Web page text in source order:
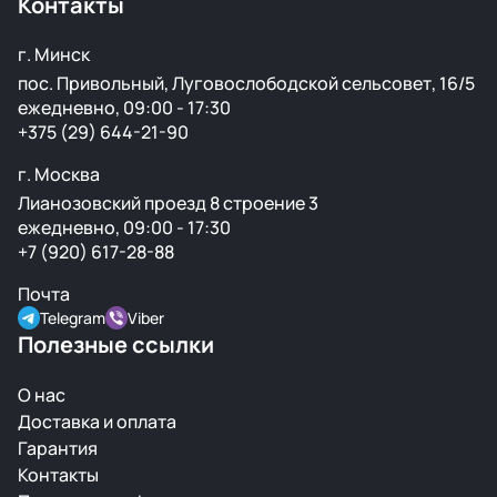
г. Минск
пос. Привольный, Луговослободской сельсовет, 16/5
ежедневно, 09:00 - 17:30
+375 (29) 644-21-90
г. Москва
Лианозовский проезд 8 строение 3
ежедневно, 09:00 - 17:30
+7 (920) 617-28-88
Почта
Telegram Viber
Полезные ссылки
О нас
Доставка и оплата
Гарантия
Контакты